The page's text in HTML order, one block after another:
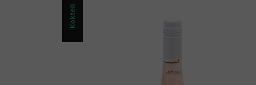
Kokteil